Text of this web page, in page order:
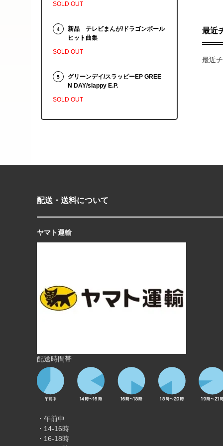
最近
最近
SOLD OUT
4
新品 テレビまんが/ドラゴンボール
ヒット曲集
SOLD OUT
5
グリーンデイ/スラッピーEP GREE
N DAY/slappy E.P.
SOLD OUT
配送・送料について
ヤマト運輸
配送時間帯
・午前中
・14-16時
・16-18時